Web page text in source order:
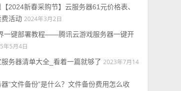
2024新春采购节】云服务器61元价格表、
活动 2024年3月2日
一键部署教程——腾讯云游戏服务器一键开
年5月4日
服务器清单大全_看着一篇就够了 2023年7月14
“文件备份”是什么？文件备份费用怎么收